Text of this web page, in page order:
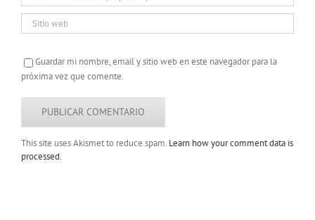
Guardar mi nombre, email y sitio web en este navegador para la
próxima vez que comente.
This site uses Akismet to reduce spam. Learn how your comment data is
processed.